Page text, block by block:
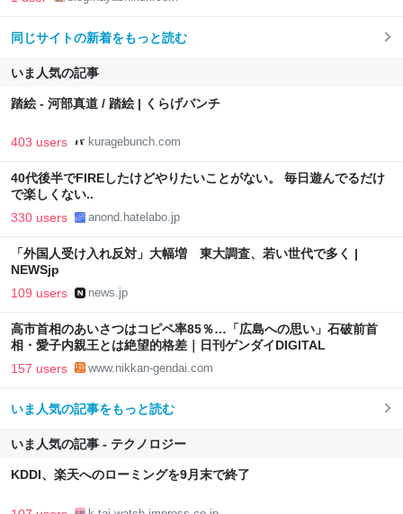
同じサイトの新着をもっと読む
いま人気の記事
踏絵 - 河部真道 / 踏絵 | くらげバンチ
403 users kuragebunch.com
40代後半でFIREしたけどやりたいことがない。 毎日遊んでるだけ
で楽しくない..
330 users anond.hatelabo.jp
「外国人受け入れ反対」大幅増 東大調査、若い世代で多く |
NEWSjp
109 users news.jp
高市首相のあいさつはコピペ率85％…「広島への思い」石破前首
相・愛子内親王とは絶望的格差｜日刊ゲンダイDIGITAL
157 users www.nikkan-gendai.com
いま人気の記事をもっと読む
いま人気の記事 - テクノロジー
KDDI、楽天へのローミングを9月末で終了